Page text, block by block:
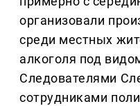
организовали
среди местных
алкоголя под
Следователями
сотрудниками